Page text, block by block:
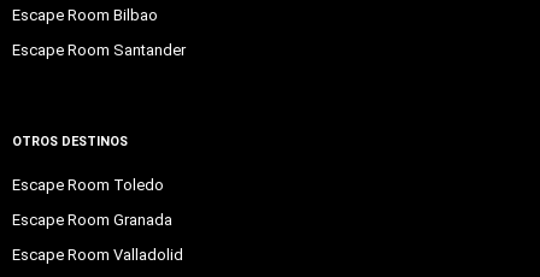
Escape Room Bilbao
Escape Room Santander
OTROS DESTINOS
Escape Room Toledo
Escape Room Granada
Escape Room Valladolid